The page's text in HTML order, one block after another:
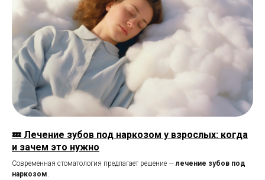
💤 Лечение зубов под наркозом у взрослых: когда
и зачем это нужно
Современная стоматология предлагает решение —лечение зубов под
наркозом.